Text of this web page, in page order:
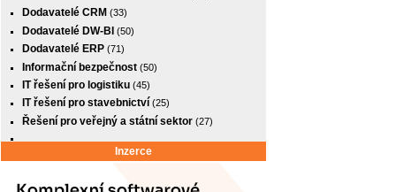
Dodavatelé CRM (33)
Dodavatelé DW-BI (50)
Dodavatelé ERP (71)
Informační bezpečnost (50)
IT řešení pro logistiku (45)
IT řešení pro stavebnictví (25)
Řešení pro veřejný a státní sektor (27)
Inzerce